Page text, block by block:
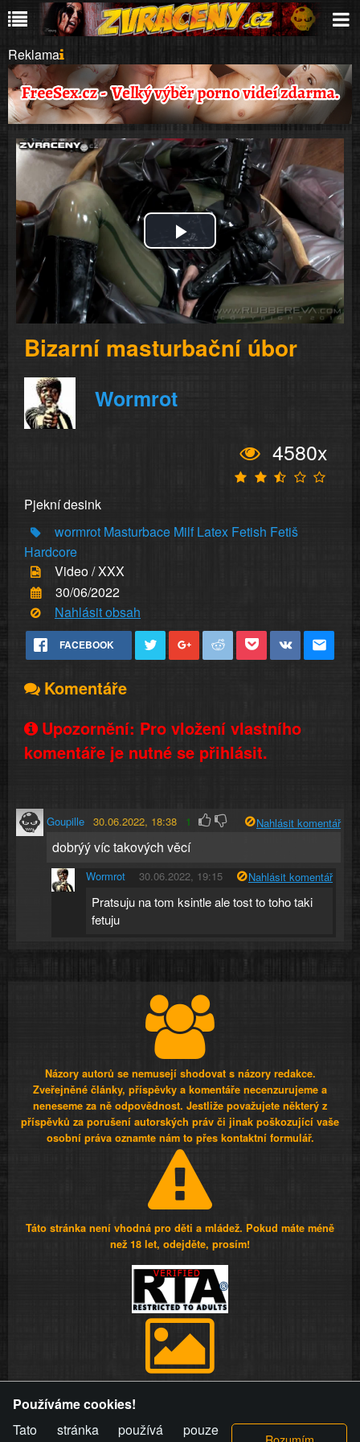
Reklama
Play
Video
Bizarní masturbační úbor
Wormrot
4580x
Pjekní desink
wormrot Masturbace Milf Latex Fetish Fetiš
Hardcore
Video / XXX
30/06/2022
Nahlásit obsah
FACEBOOK
Komentáře
Upozornění: Pro vložení vlastního
komentáře je nutné se přihlásit.
Goupille 30.06.2022, 18:38 1 Nahlásit komentář
dobrýý víc takových věcí
Wormrot 30.06.2022, 19:15 Nahlásit komentář
Pratsuju na tom ksintle ale tost to toho taki
fetuju
Názory autorů se nemusejí shodovat s názory redakce.
Zveřejněné články, příspěvky a komentáře necenzurujeme a
neneseme za ně odpovědnost. Jestliže považujete některý z
příspěvků za porušení autorských práv či jinak poškozující vaše
osobní práva oznamte nám to přes kontaktní formulář.
Táto stránka není vhodná pro děti a mládež. Pokud máte méně
než 18 let, odejděte, prosím!
videa a komentáře. Osoba, které se toto opatření provozovatele
stránky týče, ani osoba, která umístila fotografii nebo video na
Používáme cookies!
Tato stránka používá pouze